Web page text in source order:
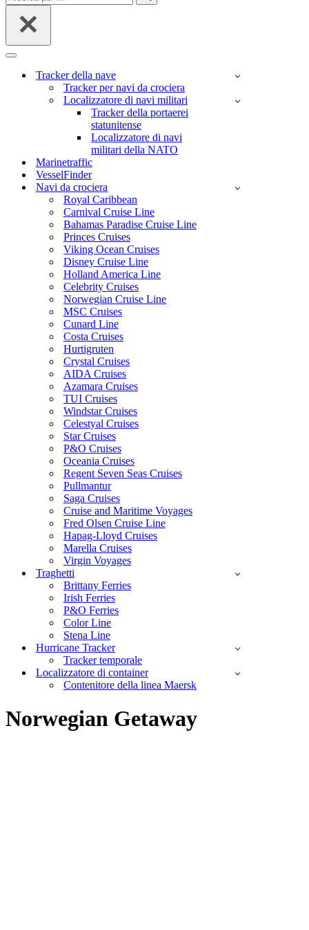
per
Menu
navigazioneTracker della nave
Tracker per navi da crociera
Localizzatore di navi militari
Tracker della portaerei
statunitense
Localizzatore di navi
militari della NATO
Marinetraffic
VesselFinder
Navi da crociera
Royal Caribbean
Carnival Cruise Line
Bahamas Paradise Cruise Line
Princes Cruises
Viking Ocean Cruises
Disney Cruise Line
Holland America Line
Celebrity Cruises
Norwegian Cruise Line
MSC Cruises
Cunard Line
Costa Cruises
Hurtigruten
Crystal Cruises
AIDA Cruises
Azamara Cruises
TUI Cruises
Windstar Cruises
Celestyal Cruises
Star Cruises
P&O Cruises
Oceania Cruises
Regent Seven Seas Cruises
Pullmantur
Saga Cruises
Cruise and Maritime Voyages
Fred Olsen Cruise Line
Hapag-Lloyd Cruises
Marella Cruises
Virgin Voyages
Traghetti
Brittany Ferries
Irish Ferries
P&O Ferries
Color Line
Stena Line
Hurricane Tracker
Tracker temporale
Localizzatore di container
Contenitore della linea Maersk
Norwegian Getaway